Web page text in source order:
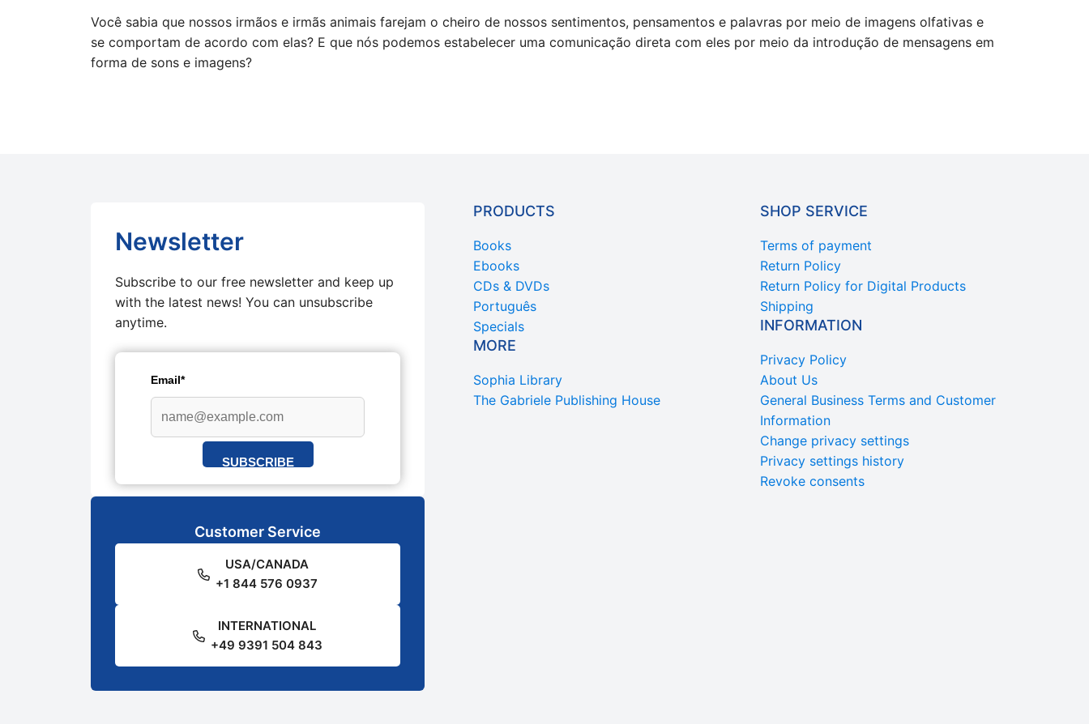
Você sabia que nossos irmãos e irmãs animais farejam o cheiro de nossos sentimentos, pensamentos e palavras por meio de imagens olfativas e
se comportam de acordo com elas? E que nós podemos estabelecer uma comunicação direta com eles por meio da introdução de mensagens em
forma de sons e imagens?
Newsletter
Subscribe to our free newsletter and keep up
with the latest news! You can unsubscribe
anytime.
Email*
SUBSCRIBE
Customer Service
USA/CANADA
+1 844 576 0937
INTERNATIONAL
+49 9391 504 843
PRODUCTS
Books
Ebooks
CDs & DVDs
Português
Specials
MORE
Sophia Library
The Gabriele Publishing House
SHOP SERVICE
Terms of payment
Return Policy
Return Policy for Digital Products
Shipping
INFORMATION
Privacy Policy
About Us
General Business Terms and Customer
Information
Change privacy settings
Privacy settings history
Revoke consents